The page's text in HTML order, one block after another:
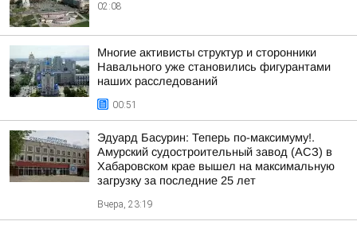
02:08
Многие активисты структур и сторонники
Навального уже становились фигурантами
наших расследований
00:51
Эдуард Басурин: Теперь по-максимуму!.
Амурский судостроительный завод (АСЗ) в
Хабаровском крае вышел на максимальную
загрузку за последние 25 лет
Вчера, 23:19